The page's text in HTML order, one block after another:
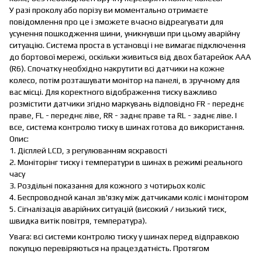
У разі проколу або порізу ви моментально отримаєте
повідомлення про це і зможете вчасно відреагувати для
усунення пошкодження шини, уникнувши при цьому аварійну
ситуацію. Система проста в установці і не вимагає підключення
до бортової мережі, оскільки живиться від двох батарейок AAA
(R6). Спочатку необхідно накрутити всі датчики на кожне
колесо, потім розташувати монітор на панелі, в зручному для
вас місці. Для коректного відображення тиску важливо
розмістити датчики згідно маркувань відповідно FR - переднє
праве, FL - переднє ліве, RR - заднє праве та RL - заднє ліве. І
все, система контролю тиску в шинах готова до використання.
Опис:
1. Дісплей LCD, з регулюванням яскравості
2. Моніторінг тиску і температури в шинах в режимі реального
часу
3. Роздільні показання для кожного з чотирьох коліс
4. Беспроводной канал зв'язку між датчиками коліс і монітором
5. Сігналізація аварійних ситуацій (високий / низький тиск,
швидка витік повітря, температура).
Увага: всі системи контролю тиску у шинах перед відправкою
покупцю перевіряються на працездатність. Протягом